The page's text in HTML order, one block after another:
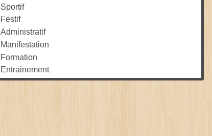
Sportif
Festif
Administratif
Manifestation
Formation
Entrainement